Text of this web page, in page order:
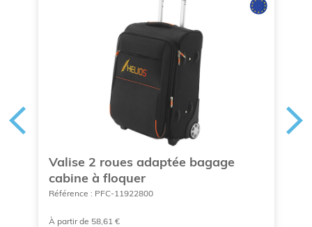
Valise 2 roues adaptée bagage
cabine à floquer
Référence : PFC-11922800
À partir de 58,61 €